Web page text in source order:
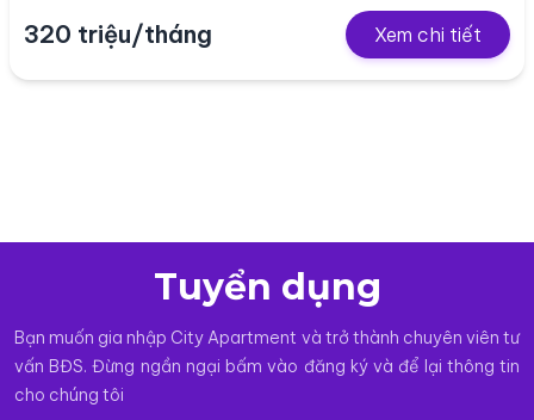
320 triệu/tháng Xem chi tiết
Tuyển dụng
Bạn muốn gia nhập City Apartment và trở thành chuyên viên tư
vấn BĐS. Đừng ngần ngại bấm vào đăng ký và để lại thông tin
cho chúng tôi